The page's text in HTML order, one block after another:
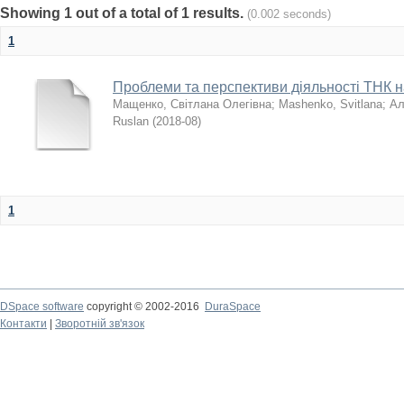
Showing 1 out of a total of 1 results. (0.002 seconds)
1
Проблеми та перспективи діяльності ТНК
Мащенко, Світлана Олегівна; Mashenko, Svitlana;
Ruslan (2018-08)
1
DSpace software copyright © 2002-2016
DuraSpace
Контакти
Зворотній зв'язок